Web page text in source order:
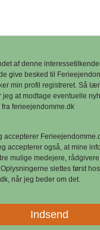
af denne
give besked til
min profil registreret. Så
jeg at modtage eventuelle
ferieejendomme.dk
accepterer
accepterer også, at mine
mulige medejere,
slettes først hos
når jeg beder om det.